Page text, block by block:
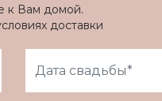
к Вам домой.
доставки